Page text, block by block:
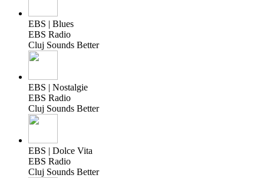
EBS | Blues
EBS Radio
Cluj Sounds Better
EBS | Nostalgie
EBS Radio
Cluj Sounds Better
EBS | Dolce Vita
EBS Radio
Cluj Sounds Better